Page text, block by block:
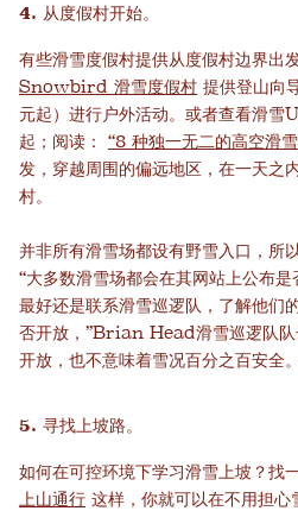
4. 从度假村开始。
有些滑雪度假村提供从度假村边界出
Snowbird 滑雪度假村 提供登山向
元起）进行户外活动。或者查看滑
起；阅读： “8 种独一无二的高空滑
发，穿越周围的偏远地区，在一天之
村。
并非所有滑雪场都设有野雪入口，所
“大多数滑雪场都会在其网站上公布是
最好还是联系滑雪巡逻队，了解他们
否开放，”Brian Head滑雪巡逻队队
开放，也不意味着雪况百分之百安全
5. 寻找上坡路。
如何在可控环境下学习滑雪上坡？找
上山通行 这样，你就可以在不用担